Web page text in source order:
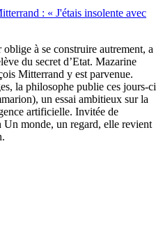
: « J'étais insolente avec
à se construire autrement, a
du secret d’Etat. Mazarine
Mitterrand y est parvenue.
la philosophe publie ces jours-ci
un essai ambitieux sur la
artificielle. Invitée de
Un monde, un regard, elle revient